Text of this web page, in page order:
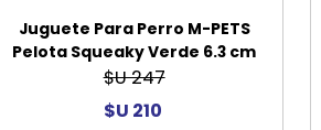
Juguete Para Perro M-PETS
Pelota Squeaky Verde 6.3 cm
$U 247
$U 210